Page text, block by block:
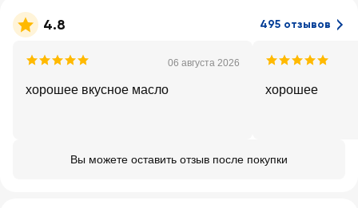
4.8 495 отзывов
06 августа 2026
хорошее вкусное масло хорошее
Вы можете оставить отзыв после покупки